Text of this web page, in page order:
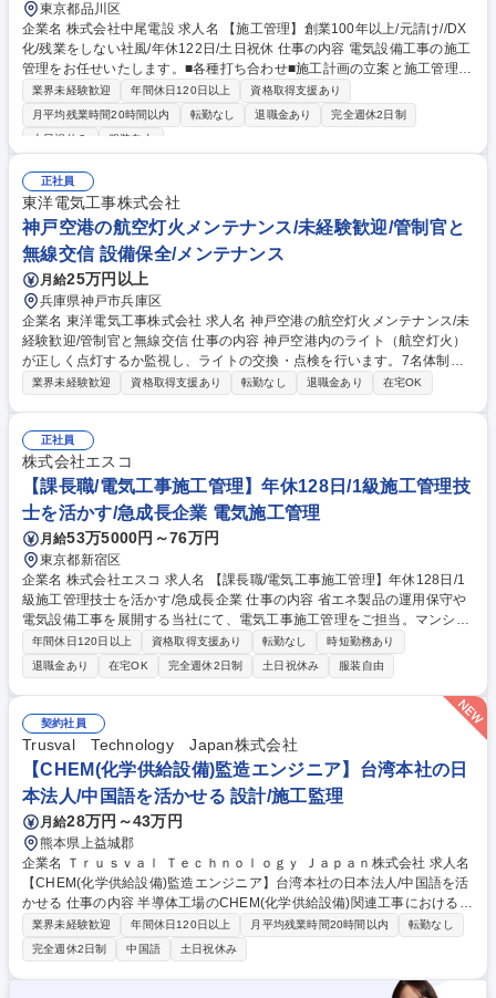
東京都品川区
企業名 株式会社中尾電設 求人名 【施工管理】創業100年以上/元請け//DX
化/残業をしない社風/年休122日/土日祝休 仕事の内容 電気設備工事の施工
管理をお任せいたします。■各種打ち合わせ■施工計画の立案と施工管理 ■
予算管理■設計・積算業務【案件】官公庁案件は教育施設、中堅建設会社
元請け案件はRC構造のビルやマンションなど。 案件規模：受注額（3000
～１億円）、工期（半年から1年半）の案件がメインです！地域に根差し
への取組】積極的DX化により、残業時間削減と効率化を実現していま
す。下請けの案件ではなく元請け案件のみを受注しているからです。結果
として月18hの平均残業時間を実現し、プライベートを大切にしながら働
くことができる職場◎※変更の範囲：会社が定める業務 募集職種 【施工
管理】創業100年以上/元請け//DX化/残業をしない社風/年休122日/土日祝
休
業界未経験歓迎 年間休日120日以上
資格取得支援あり
月平均残業時間20時間以内
転勤なし 退職金あり
完全週休2日制
土日祝休み
服装自由
正社員
東洋電気工事株式会社
神戸空港の航空灯火メンテナンス/未経験歓迎/管制官と
無線交信 設備保全/メンテナンス
月給25万円以上
兵庫県神戸市兵庫区
企業名 東洋電気工事株式会社 求人名 神戸空港の航空灯火メンテナンス/未
経験歓迎/管制官と無線交信 仕事の内容 神戸空港内のライト（航空灯火）
が正しく点灯するか監視し、ライトの交換・点検を行います。7名体制
で、管制官と無線で連絡を取り合いながら進める「空港ならでは」の仕事
記述指導など、教育体制は万全です。日報を書けば上長からアドバイスが
返ってくるなど、孤独を感じさせないサポートがあります。夜勤は月2回
程度。シフト制ですがルーティンが決まっており、体への負担も少ない環
境です。 募集職種 神戸空港の航空灯火メンテナンス/未経験歓迎/管制官と
無線交信
業界未経験歓迎 資格取得支援あり 転勤なし 退職金あり 在宅OK
正社員
株式会社エスコ
【課長職/電気工事施工管理】年休128日/1級施工管理技
士を活かす/急成長企業 電気施工管理
月給53万5000円～76万円
東京都新宿区
企業名 株式会社エスコ 求人名 【課長職/電気工事施工管理】年休128日/1
級施工管理技士を活かす/急成長企業 仕事の内容 省エネ製品の運用保守や
電気設備工事を展開する当社にて、電気工事施工管理をご担当。マンショ
ンの分電盤改修やLED化工事の工程・品質・安全管理に加え、協力会社の
指導や居住者様との調整を担います。ゼネコン出 身の先輩も多く、相談し
やすい環境で専門性を発揮できます《詳細》■工程・品質・安全管理■下請
け会社への指導■居住者様との調整■全国安全パトロール■電気設備の勉強
会実施■協力会社の育成・新規開拓【魅力】現場は1～2日で完了する案件
が中心で、効率的に業務を進められます。施工要領書に基づき後輩育成に
も携われるため、マネジメントスキルも磨けます。裁量を持って成長企業
の基盤作りに貢献できるやりがいがあります 募集職種 【課長職/電気工事
施工管理】年休128日/1級施工管理技士を活かす/急成長企業
年間休日120日以上 資格取得支援あり 転勤なし
時短勤務あり
退職金あり
在宅OK 完全週休2日制 土日祝休み 服装自由
契約社員
Trusval Technology Japan株式会社
【CHEM(化学供給設備)監造エンジニア】台湾本社の日
本法人/中国語を活かせる 設計/施工監理
月給28万円～43万円
熊本県上益城郡
企業名 Ｔｒｕｓｖａｌ Ｔｅｃｈｎｏｌｏｇｙ Ｊａｐａｎ株式会社 求人名
【CHEM(化学供給設備)監造エンジニア】台湾本社の日本法人/中国語を活
かせる 仕事の内容 半導体工場のCHEM(化学供給設備)関連工事における監
理業務を担当していただきます。 ・工程・資材・人員の進捗管理のサポー
ト ・工事品質管理および協力会社(下請け業者)の管理補助 ・顧客要望のヒ
アリングおよび現場調査、要求仕様書の作成補助 ・協力会社への発注業務
および請求資料の確認 ・協力会社から提出される図面および関連資料の確
業界未経験歓迎 年間休日120日以上 月平均残業時間20時間以内
転勤なし
完全週休2日制
中国語 土日祝休み